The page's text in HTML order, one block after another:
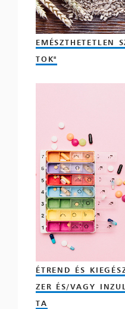
EMÉSZTHETETLEN
TOK"
ÉTREND ÉS
ZER ÉS/VAGY
TA